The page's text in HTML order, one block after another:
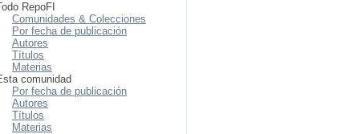
RepoFI
Comunidades & Colecciones
Por fecha de publicación
Autores
Títulos
Materias
comunidad
Por fecha de publicación
Autores
Títulos
Materias